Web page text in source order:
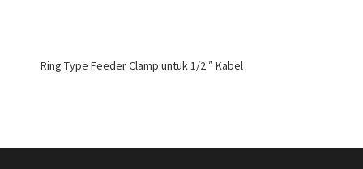
Ring Type Feeder Clamp untuk 1/2 ″ Kabel